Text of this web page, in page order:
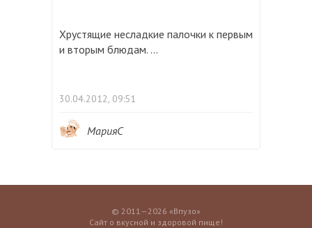
Хрустящие несладкие палочки к первым
и вторым блюдам. ...
30.04.2012, 09:51
МарияС
© 2011—2026 «Впузо»
Сайт о вкусной и здоровой пище!